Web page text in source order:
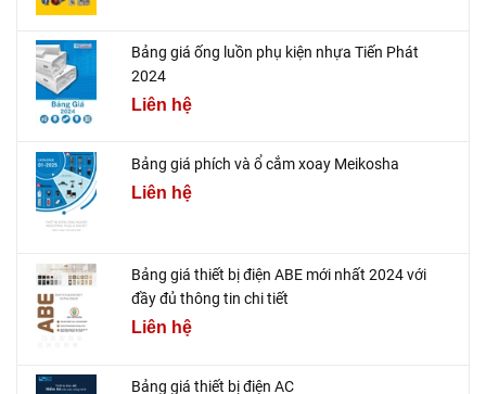
Bảng giá ống luồn phụ kiện nhựa Tiến Phát
2024
Liên hệ
Bảng giá phích và ổ cắm xoay Meikosha
Liên hệ
Bảng giá thiết bị điện ABE mới nhất 2024 với
đầy đủ thông tin chi tiết
Liên hệ
Bảng giá thiết bị điện AC